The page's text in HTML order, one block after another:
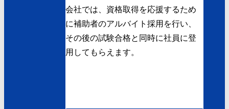
会社では、資格取得を応援するため
に補助者のアルバイト採用を行い、
その後の試験合格と同時に社員に登
用してもらえます。